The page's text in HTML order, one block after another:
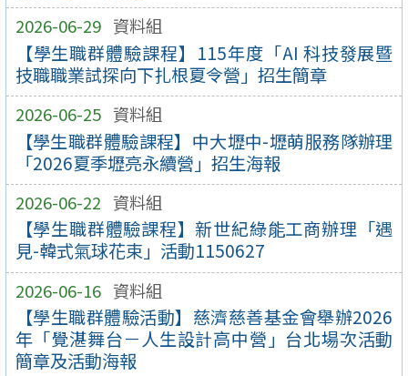
2026-06-29 資料組
【學生職群體驗課程】115年度「AI 科技發展暨
技職職業試探向下扎根夏令營」招生簡章
2026-06-25 資料組
【學生職群體驗課程】中大壢中-壢萌服務隊辦理
「2026夏季壢亮永續營」招生海報
2026-06-22 資料組
【學生職群體驗課程】新世紀綠能工商辦理「遇
見-韓式氣球花束」活動1150627
2026-06-16 資料組
【學生職群體驗活動】慈濟慈善基金會舉辦2026
年「覺湛舞台－人生設計高中營」台北場次活動
簡章及活動海報